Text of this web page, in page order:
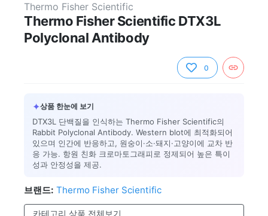
Thermo Fisher Scientific
Thermo Fisher Scientific DTX3L
Polyclonal Antibody
0
✦상품 한눈에 보기
DTX3L 단백질을 인식하는 Thermo Fisher Scientific의
Rabbit Polyclonal Antibody. Western blot에 최적화되어
있으며 인간에 반응하고, 원숭이·소·돼지·고양이에 교차 반
응 가능. 항원 친화 크로마토그래피로 정제되어 높은 특이
성과 안정성을 제공.
브랜드: Thermo Fisher Scientific
카테고리 상품 전체보기